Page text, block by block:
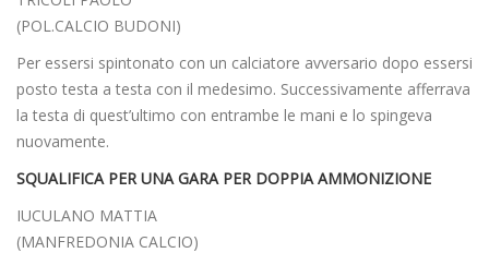
(POL.CALCIO BUDONI)
Per essersi spintonato con un calciatore avversario dopo essersi
posto testa a testa con il medesimo. Successivamente afferrava
la testa di quest’ultimo con entrambe le mani e lo spingeva
nuovamente.
SQUALIFICA PER UNA GARA PER DOPPIA AMMONIZIONE
IUCULANO MATTIA
(MANFREDONIA CALCIO)